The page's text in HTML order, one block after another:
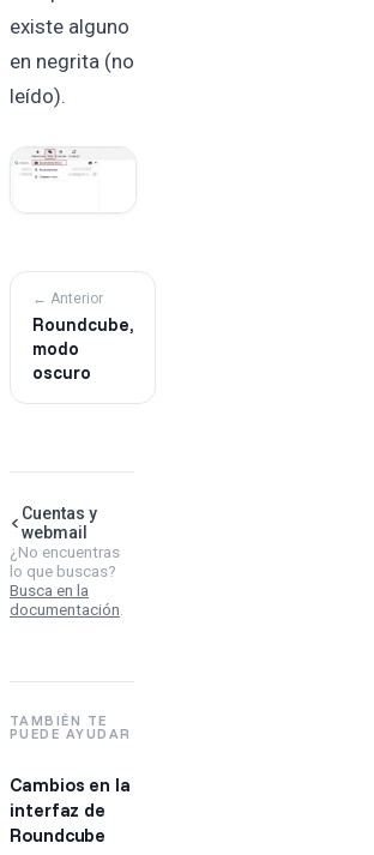
existe alguno
en negrita (no
leído).
← Anterior
Roundcube,
modo
oscuro
Cuentas y
webmail
¿No encuentras
lo que buscas?
Busca en la
documentación
TAMBIÉN TE
PUEDE AYUDAR
Cambios en la
interfaz de
Roundcube